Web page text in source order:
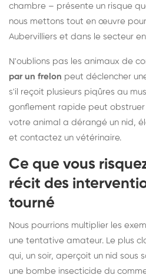
chambre – présente un risque
nous mettons tout en œuvre
Aubervilliers et dans le secteur
N'oublions pas les animaux de
par un frelon peut déclencher
s'il reçoit plusieurs piqûres au
gonflement rapide peut obstruer
votre animal a dérangé un nid,
et contactez un vétérinaire.
Ce que vous
récit des
tourné
Nous pourrions multiplier les
une tentative amateur. Le plus
qui, un soir, aperçoit un nid sous
une bombe insecticide du